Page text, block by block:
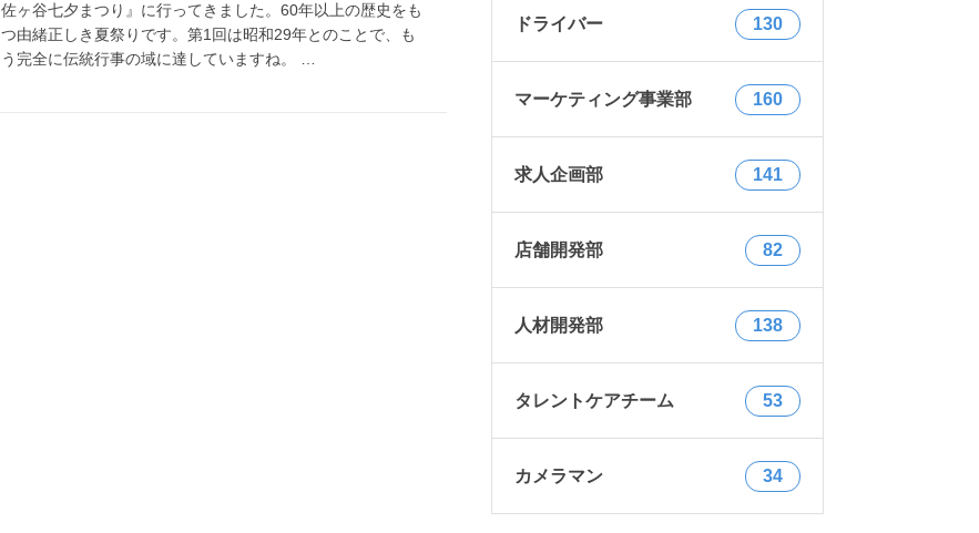
佐ヶ谷七夕まつり』に行ってきました。60年以上の歴史をも
つ由緒正しき夏祭りです。第1回は昭和29年とのことで、も
う完全に伝統行事の域に達していますね。 …
ドライバー 130
マーケティング事業部 160
求人企画部 141
店舗開発部 82
人材開発部 138
タレントケアチーム 53
カメラマン 34